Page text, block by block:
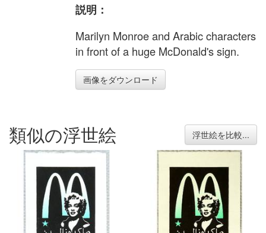
説明：
Marilyn Monroe and Arabic characters
in front of a huge McDonald's sign.
画像をダウンロード
類似の浮世絵 浮世絵を比較...